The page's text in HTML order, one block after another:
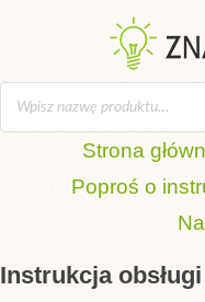
Strona
Poproś o
Instrukcja